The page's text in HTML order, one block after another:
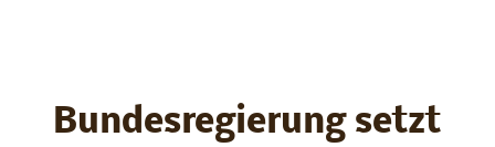
Bundesregierung setzt